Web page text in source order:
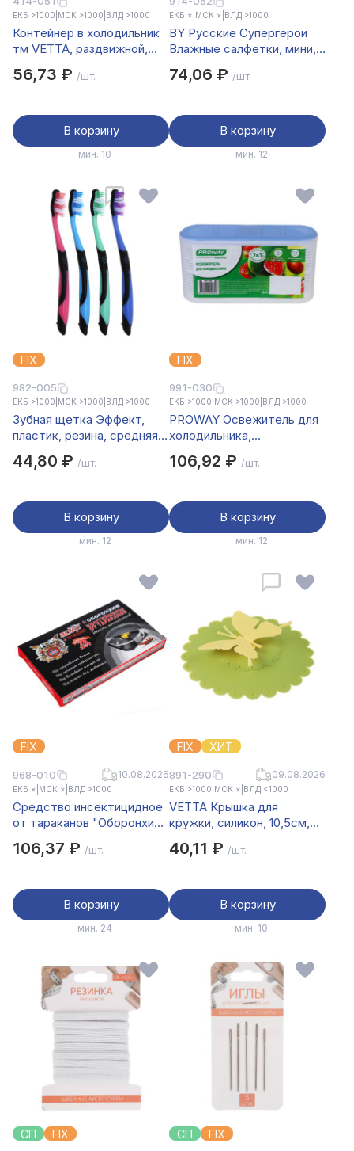
ЕКБ >1000 МСК >1000 ВЛД >1000
Контейнер в холодильник
тм VETTA, раздвижной,
полипропилен
56,73 ₽ /шт.
В корзину
мин. 10
ЕКБ × МСК × ВЛД >1000
BY Русские Супергерои
Влажные салфетки, мини,
74,06 ₽ /шт.
В корзину
мин. 12
FIX
982-005
ЕКБ >1000 МСК >1000 ВЛД >1000
Зубная щетка Эффект,
пластик, резина, средняя
степень 6<G<9
44,80 ₽ /шт.
В корзину
мин. 12
FIX
991-030
ЕКБ >1000 МСК >1000 ВЛД >1000
PROWAY Освежитель для
холодильника,
древесный уголь
106,92 ₽ /шт.
В корзину
мин. 12
FIX
968-010 10.08.2026
ЕКБ × МСК × ВЛД >1000
Средство инсектицидное
от тараканов "Оборонхим"
106,37 ₽ /шт.
В корзину
мин. 24
FIX ХИТ
891-290 09.08.2026
ЕКБ >1000 МСК × ВЛД <1000
VETTA Крышка для
кружки, силикон, 10,5см,
40,11 ₽ /шт.
В корзину
мин. 10
СП FIX СП FIX